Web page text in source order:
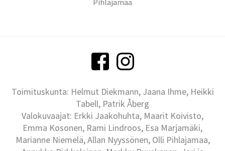
Pihlajamaa
Toimituskunta: Helmut Diekmann, Jaana Ihme, Heikki
Tabell, Patrik Åberg
Valokuvaajat: Erkki Jaakohuhta, Maarit Koivisto,
Emma Kosonen, Rami Lindroos, Esa Marjamäki,
Marianne Niemelä, Allan Nyyssönen, Olli Pihlajamaa,